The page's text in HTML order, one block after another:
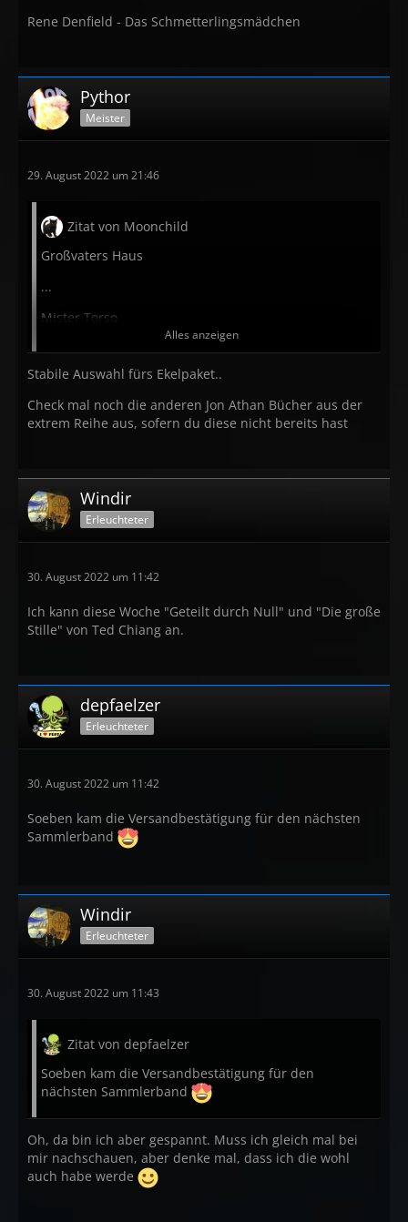
Rene Denfield - Das Schmetterlingsmädchen
Pythor
Meister
29. August 2022 um 21:46
Zitat von Moonchild
Großvaters Haus
...
Mister Torso
...
Was ist Dein Preis
Seiner Gnade ausgeliefert
Alles anzeigen
Stabile Auswahl fürs Ekelpaket..
Check mal noch die anderen Jon Athan Bücher aus der
extrem Reihe aus, sofern du diese nicht bereits hast
Windir
Erleuchteter
30. August 2022 um 11:42
Ich kann diese Woche "Geteilt durch Null" und "Die große
Stille" von Ted Chiang an.
depfaelzer
Erleuchteter
30. August 2022 um 11:42
Soeben kam die Versandbestätigung für den nächsten
Sammlerband
Windir
Erleuchteter
30. August 2022 um 11:43
Zitat von depfaelzer
Soeben kam die Versandbestätigung für den
nächsten Sammlerband
Oh, da bin ich aber gespannt. Muss ich gleich mal bei
mir nachschauen, aber denke mal, dass ich die wohl
auch habe werde